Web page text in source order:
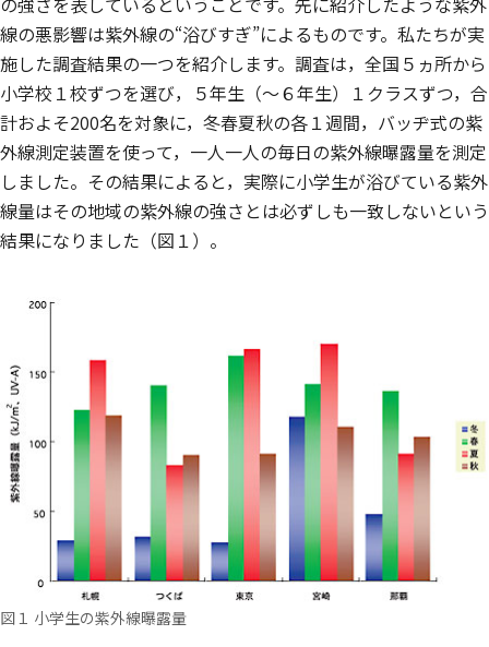
線の悪影響は紫外線の“浴びすぎ”によるものです。私たちが実
施した調査結果の一つを紹介します。調査は，全国５ヵ所から
小学校１校ずつを選び，５年生（～６年生）１クラスずつ，合
計およそ200名を対象に，冬春夏秋の各１週間，バッヂ式の紫
外線測定装置を使って，一人一人の毎日の紫外線曝露量を測定
しました。その結果によると，実際に小学生が浴びている紫外
線量はその地域の紫外線の強さとは必ずしも一致しないという
結果になりました（図１）。
図１ 小学生の紫外線曝露量